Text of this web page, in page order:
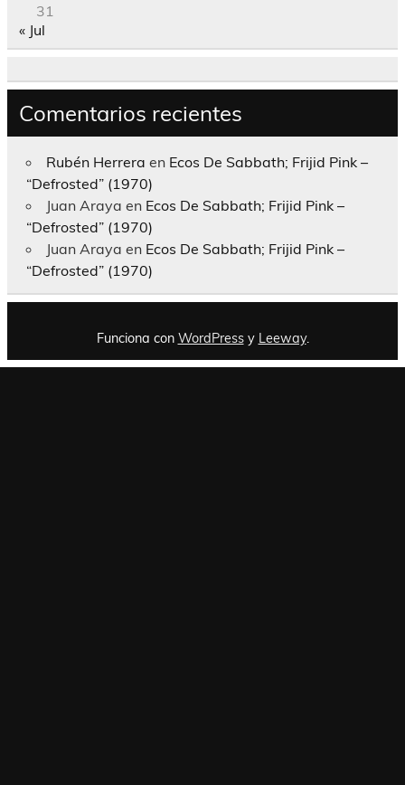
31
« Jul
Comentarios recientes
Rubén Herrera en Ecos De Sabbath; Frijid Pink –
“Defrosted” (1970)
Juan Araya en Ecos De Sabbath; Frijid Pink –
“Defrosted” (1970)
Juan Araya en Ecos De Sabbath; Frijid Pink –
“Defrosted” (1970)
Funciona con WordPressy Leeway.